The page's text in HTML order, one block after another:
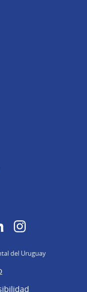
LinkedInInstagram
del Uruguay